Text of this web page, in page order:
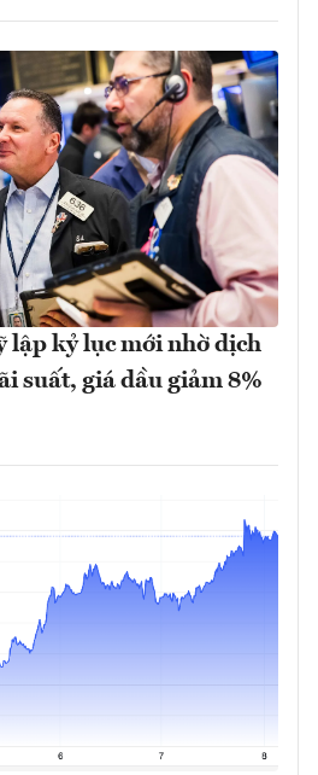
lập kỷ lục mới nhờ dịch
suất, giá dầu giảm 8%